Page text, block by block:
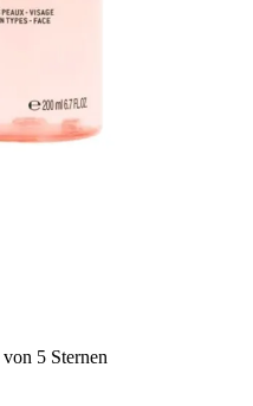
5 Sternen